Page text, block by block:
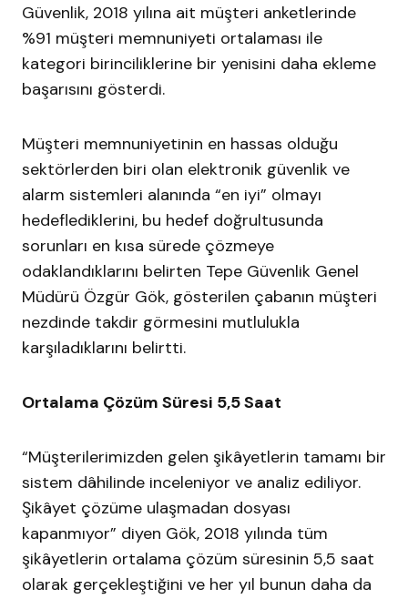
Güvenlik, 2018 yılına ait müşteri anketlerinde
%91 müşteri memnuniyeti ortalaması ile
kategori birinciliklerine bir yenisini daha ekleme
başarısını gösterdi.
Müşteri memnuniyetinin en hassas olduğu
sektörlerden biri olan elektronik güvenlik ve
alarm sistemleri alanında “en iyi” olmayı
hedeflediklerini, bu hedef doğrultusunda
sorunları en kısa sürede çözmeye
odaklandıklarını belirten Tepe Güvenlik Genel
Müdürü Özgür Gök, gösterilen çabanın müşteri
nezdinde takdir görmesini mutlulukla
karşıladıklarını belirtti.
Ortalama Çözüm Süresi 5,5 Saat
“Müşterilerimizden gelen şikâyetlerin tamamı bir
sistem dâhilinde inceleniyor ve analiz ediliyor.
Şikâyet çözüme ulaşmadan dosyası
kapanmıyor” diyen Gök, 2018 yılında tüm
şikâyetlerin ortalama çözüm süresinin 5,5 saat
olarak gerçekleştiğini ve her yıl bunun daha da